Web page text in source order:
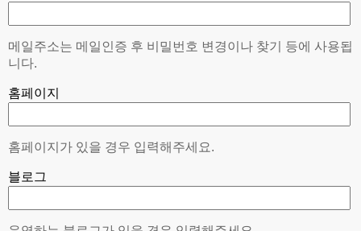
메일주소는 메일인증 후 비밀번호 변경이나 찾기 등에 사용됩
니다.
홈페이지
홈페이지가 있을 경우 입력해주세요.
블로그